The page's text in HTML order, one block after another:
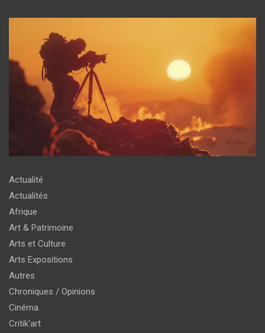
Actualité
Actualités
Afrique
Art & Patrimoine
Arts et Culture
Arts Expositions
Autres
Chroniques / Opinions
Cinéma
Critik'art